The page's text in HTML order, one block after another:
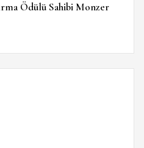
Ödülü Sahibi Monzer